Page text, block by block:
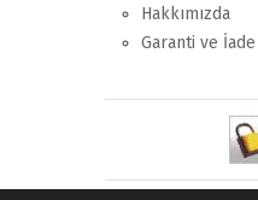
Hakkımızda
Garanti ve İade